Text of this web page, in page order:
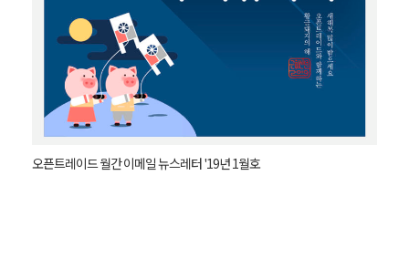
오픈트레이드 월간 이메일 뉴스레터 '19년 1월호